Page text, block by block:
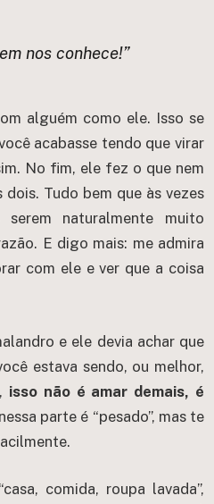
nos conhece!”
alguém como ele. Isso se
acabasse tendo que virar
No fim, ele fez o que nem
Tudo bem que às vezes
naturalmente muito
E digo mais: me admira
com ele e ver que a coisa
e ele devia achar que
estava sendo, ou melhor,
isso não é amar demais, é
parte é “pesado”, mas te
comida, roupa lavada”,